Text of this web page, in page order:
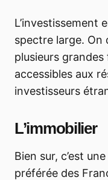
L’investissement
spectre large. On
plusieurs
accessibles aux
investisseurs
L’immobilier
Bien sur, c’est
préférée des